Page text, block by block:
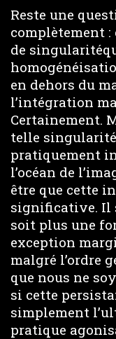
Reste une
complètement
de
en dehors du
l’intégration
Certainement.
telle
pratiquement
l’océan de
être que cette
significative. Il
soit plus une
exception
malgré l’ordre
que nous ne
si cette
simplement
pratique